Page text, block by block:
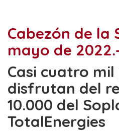
Cabezón de la
mayo de
Casi cuatro
disfrutan del
10.000 del
TotalEnergies